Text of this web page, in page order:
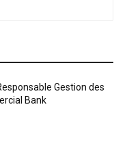
Gestion des
Bank